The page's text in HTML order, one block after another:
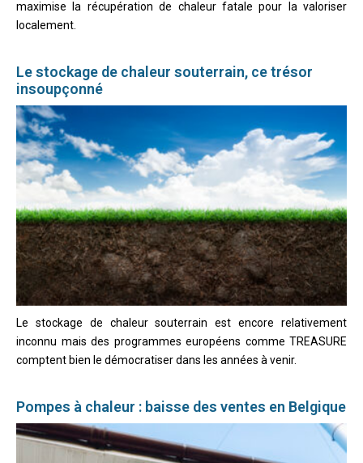
maximise la récupération de chaleur fatale pour la valoriser
localement.
Le stockage de chaleur souterrain, ce trésor
insoupçonné
Le stockage de chaleur souterrain est encore relativement
inconnu mais des programmes européens comme TREASURE
comptent bien le démocratiser dans les années à venir.
Pompes à chaleur : baisse des ventes en Belgique